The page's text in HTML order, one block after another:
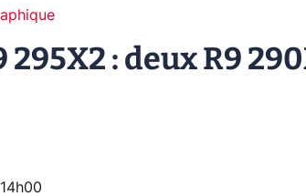
295X2 : deux R9